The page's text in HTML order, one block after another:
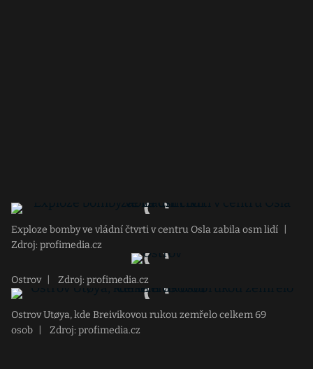
Exploze bomby ve vládní čtvrti v centru Osla zabila osm lidí
Zdroj: profimedia.cz
Ostrov Zdroj: profimedia.cz
Ostrov Utøya, kde Breivikovou rukou zemřelo celkem 69
osob
Zdroj: profimedia.cz